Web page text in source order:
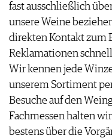
fast ausschließlich
unsere Weine
direkten Kontakt zum
Reklamationen
Wir kennen jede
unserem Sortiment
Besuche auf den
Fachmessen halten
bestens über die